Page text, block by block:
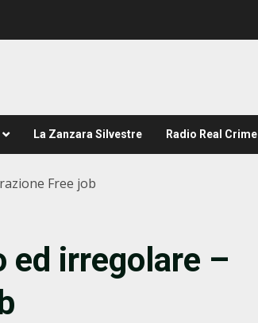
La Zanzara Silvestre Radio Real Crime
Free job
ed irregolare –